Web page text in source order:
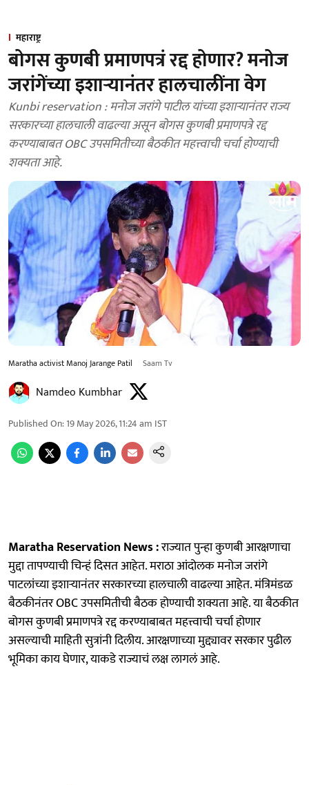
महाराष्ट्र
बोगस कुणबी प्रमाणपत्रं रद्द होणार? मनोज
जरांगेंच्या इशाऱ्यानंतर हालचालींना वेग
Kunbi reservation : मनोज जरांगे पाटील यांच्या इशाऱ्यानंतर राज्य
सरकारच्या हालचाली वाढल्या असून बोगस कुणबी प्रमाणपत्रे रद्द
करण्याबाबत OBC उपसमितीच्या बैठकीत महत्त्वाची चर्चा होण्याची
शक्यता आहे.
Maratha activist Manoj Jarange Patil Saam Tv
Namdeo Kumbhar
Published On:19 May 2026, 11:24 am IST
Maratha Reservation News :राज्यात पुन्हा कुणबी आरक्षणाचा
मुद्दा तापण्याची चिन्हं दिसत आहेत. मराठा आंदोलक मनोज जरांगे
पाटलांच्या इशाऱ्यानंतर सरकारच्या हालचाली वाढल्या आहेत. मंत्रिमंडळ
बैठकीनंतर OBC उपसमितीची बैठक होण्याची शक्यता आहे. या बैठकीत
बोगस कुणबी प्रमाणपत्रे रद्द करण्याबाबत महत्त्वाची चर्चा होणार
असल्याची माहिती सुत्रांनी दिलीय. आरक्षणाच्या मुद्द्यावर सरकार पुढील
भूमिका काय घेणार, याकडे राज्याचं लक्ष लागलं आहे.